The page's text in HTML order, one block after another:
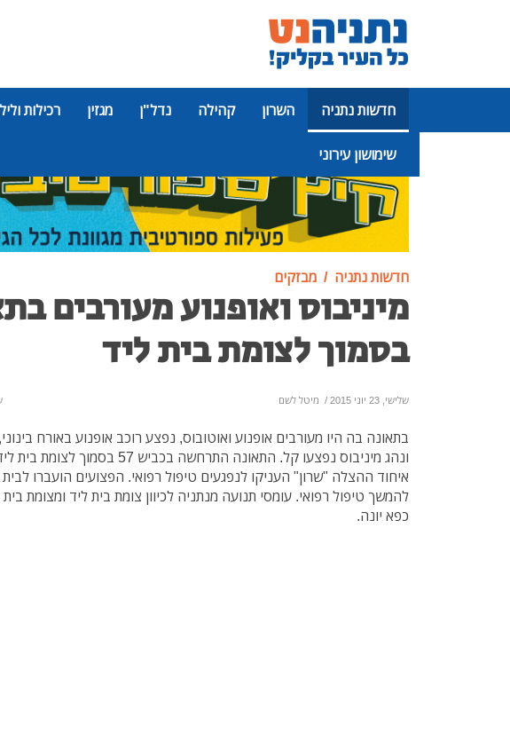
חדשות נתניה השרון קהילה נדל"ן מגזין רכילות
שימושון עירוני
פרסומת
חדשות נתניה מבזקים
מיניבוס ואופנוע מעורבים
בסמוך לצומת בית ליד
שלישי, 23 יוני 2015 / מיטל לשם
בתאונה בה היו מעורבים אופנוע ואוטובוס, נפצע רוכב אופנוע באורח
ונהג מיניבוס נפצעו קל. התאונה התרחשה בכביש 57
איחוד ההצלה "שרון" העניקו לנפגעים טיפול רפואי. הפצועים הועברו לבית
להמשך טיפול רפואי. עומסי תנועה מנתניה לכיוון צומת בית ליד ומצומת בית
כפא יונה.